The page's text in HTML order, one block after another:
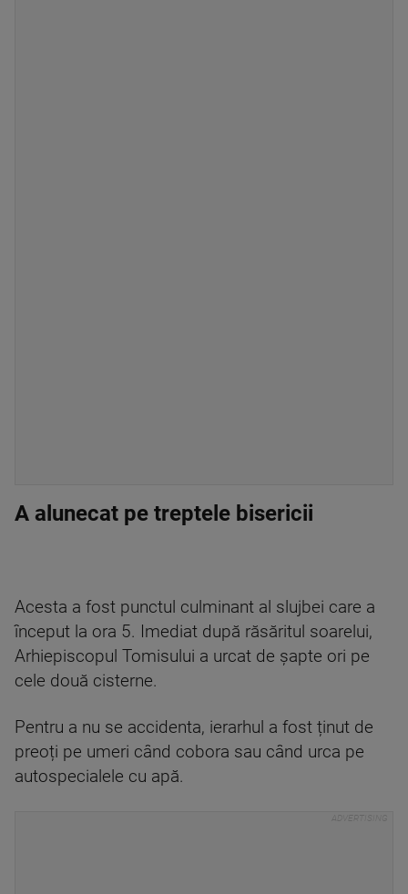
A alunecat pe treptele bisericii
Acesta a fost punctul culminant al slujbei care a
început la ora 5. Imediat după răsăritul soarelui,
Arhiepiscopul Tomisului a urcat de șapte ori pe
cele două cisterne.
Pentru a nu se accidenta, ierarhul a fost ținut de
preoți pe umeri când cobora sau când urca pe
autospecialele cu apă.